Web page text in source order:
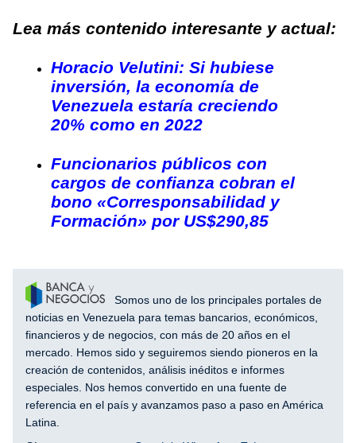
Lea más contenido interesante y actual:
Horacio Velutini: Si hubiese
inversión, la economía de
Venezuela estaría creciendo
20% como en 2022
Funcionarios públicos con
cargos de confianza cobran el
bono «Corresponsabilidad y
Formación» por US$290,85
Somos uno de los principales portales de
noticias en Venezuela para temas bancarios, económicos,
financieros y de negocios, con más de 20 años en el
mercado. Hemos sido y seguiremos siendo pioneros en la
creación de contenidos, análisis inéditos e informes
especiales. Nos hemos convertido en una fuente de
referencia en el país y avanzamos paso a paso en América
Latina.